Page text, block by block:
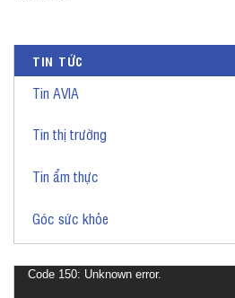
TIN TỨC
Tin AVIA
Tin thị trường
Tin ẩm thực
Góc sức khỏe
Trình
Code 150: Unknown error.